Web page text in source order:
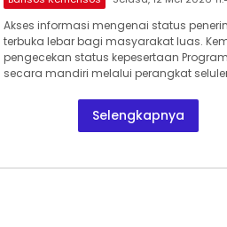
Akses informasi mengenai status
terbuka lebar bagi masyarakat luas.
pengecekan status kepesertaan
secara mandiri melalui perangkat
Selengkapnya